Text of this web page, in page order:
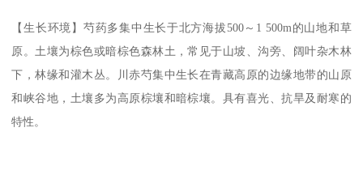
【生长环境】芍药多集中生长于北方海拔500～1 500m的山地和草
原。土壤为棕色或暗棕色森林土，常见于山坡、沟旁、阔叶杂木林
下，林缘和灌木丛。川赤芍集中生长在青藏高原的边缘地带的山原
和峡谷地，土壤多为高原棕壤和暗棕壤。具有喜光、抗旱及耐寒的
特性。